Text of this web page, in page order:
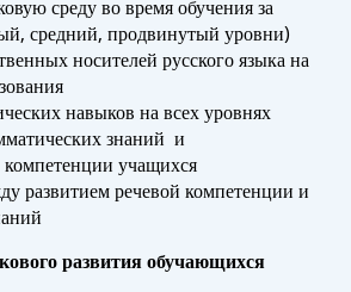
среду во время обучения за
средний, продвинутый уровни)
носителей русского языка на
навыков на всех уровнях
знаний и
учащихся
развитием речевой компетенции и
развития обучающихся